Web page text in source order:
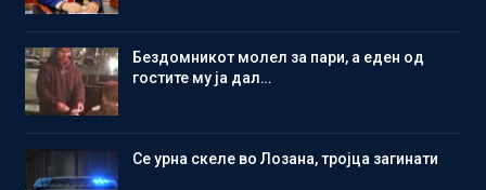
Бездомникот молел за пари, а еден од
гостите му ја дал…
Се урна скеле во Лозана, тројца загинати